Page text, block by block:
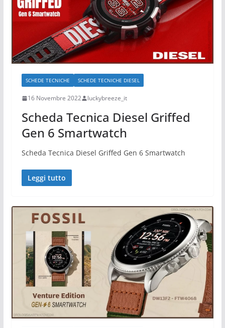
SCHEDE TECNICHE SCHEDE TECNICHE DIESEL
16 Novembre 2022 luckybreeze_it
Scheda Tecnica Diesel Griffed
Gen 6 Smartwatch
Scheda Tecnica Diesel Griffed Gen 6 Smartwatch
Leggi tutto